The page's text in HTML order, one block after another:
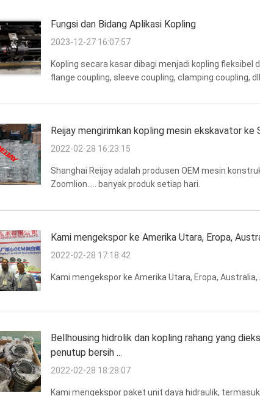
Fungsi dan Bidang Aplikasi Kopling
2023-12-27 16:07:57
Kopling secara kasar dibagi menjadi kopling fleksibel
flange coupling, sleeve coupling, clamping coupling,
Reijay mengirimkan kopling mesin ekskavator ke
2022-02-28 16:23:15
Shanghai Reijay adalah produsen OEM mesin
Zoomlion..... banyak produk setiap hari.
Kami mengekspor ke Amerika Utara, Eropa,
2022-02-28 17:18:42
Kami mengekspor ke Amerika Utara, Eropa, Australia,
Bellhousing hidrolik dan kopling rahang yang
penutup bersih ...
2022-02-28 18:28:07
Kami mengekspor paket unit daya hidraulik,